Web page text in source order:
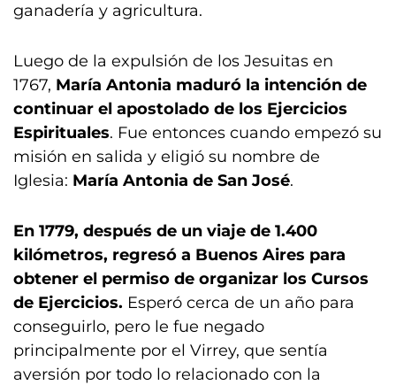
ganadería y agricultura.
Luego de la expulsión de los Jesuitas en
1767, María Antonia maduró la intención de
continuar el apostolado de los Ejercicios
Espirituales. Fue entonces cuando empezó su
misión en salida y eligió su nombre de
Iglesia: María Antonia de San José.
En 1779, después de un viaje de 1.400
kilómetros, regresó a Buenos Aires para
obtener el permiso de organizar los Cursos
de Ejercicios. Esperó cerca de un año para
conseguirlo, pero le fue negado
principalmente por el Virrey, que sentía
aversión por todo lo relacionado con la